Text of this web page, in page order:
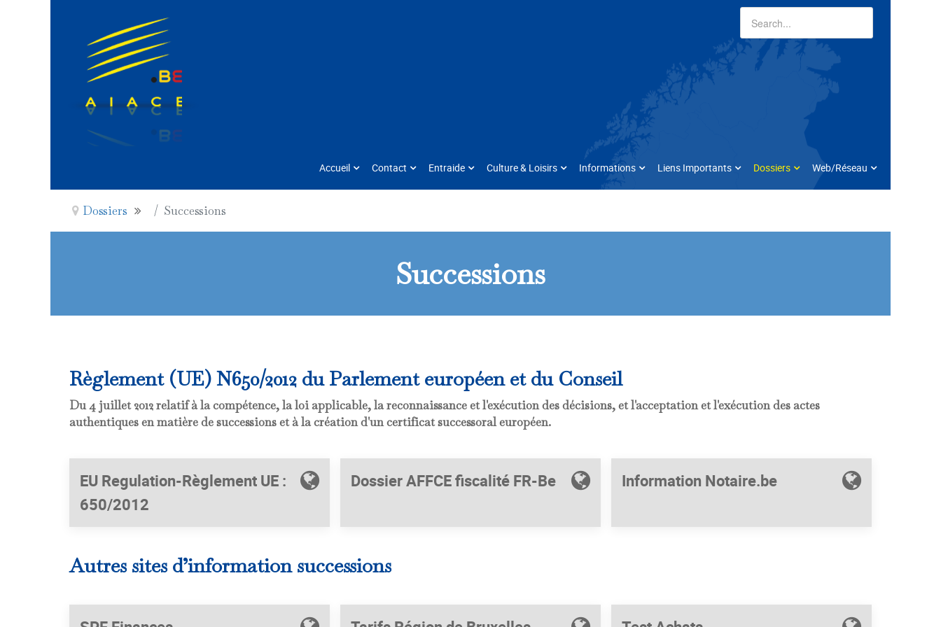
Accueil Contact Entraide Culture & Loisirs Informations Liens Importants Dossiers Web/Réseau
Dossiers Successions
Successions
Règlement (UE) N650/2012 du Parlement européen et du Conseil
Du 4 juillet 2012 relatif à la compétence, la loi applicable, la reconnaissance et l'exécution des décisions, et l'acceptation et l'exécution des actes
authentiques en matière de successions et à la création d'un certificat successoral européen.
EU Regulation-Règlement UE :
650/2012
Dossier AFFCE fiscalité FR-Be Information Notaire.be
Autres sites d’information successions